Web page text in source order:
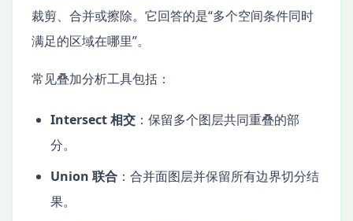
裁剪、合并或擦除。它回答的是“多个空间条件同时
满足的区域在哪里”。
常见叠加分析工具包括：
Intersect 相交 ：保留多个图层共同重叠的部
分。
Union 联合 ：合并面图层并保留所有边界切分结
果。